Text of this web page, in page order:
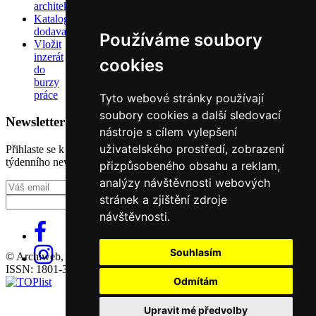
Používáme soubory
cookies
Tyto webové stránky používají
soubory cookies a další sledovací
nástroje s cílem vylepšení
uživatelského prostředí, zobrazení
přizpůsobeného obsahu a reklam,
analýzy návštěvnosti webových
stránek a zjištění zdroje
návštěvnosti.
Souhlasím
Odmítám
Upravit mé předvolby
architektů
Katalog
dodavatelů
Vložit
inzerát
do
burzy
práce
Newsletter
Přihlaste se k odběru našeho pravidelného
týdenního newsletteru:
Fill in „nospam“
© Archiweb, s.r.o. 1997-2026
ISSN: 1801-3902